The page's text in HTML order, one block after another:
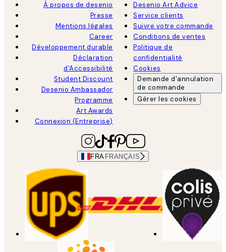
À propos de desenio
Presse
Mentions légales
Career
Développement durable
Déclaration
d'Accessibilité
Student Discount
Desenio Ambassador
Programme
Art Awards
Connexion (Entreprise)
Desenio Art Advice
Service clients
Suivre votre commande
Conditions de ventes
Politique de
confidentialité
Cookies
Demande d'annulation
de commande
Gérer les cookies
FRA FRANÇAIS